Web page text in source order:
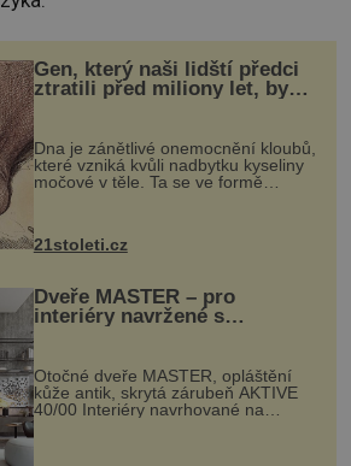
Gen, který naši lidští předci
ztratili před miliony let, by
mohl pomoci s léčbou
„nemoci králů“
Dna je zánětlivé onemocnění kloubů,
které vzniká kvůli nadbytku kyseliny
močové v těle. Ta se ve formě
nohou, a způsobuje bole...
21stoleti.cz
Dveře MASTER – pro
interiéry navržené s
rozumem i vášní!
Otočné dveře MASTER, opláštění
kůže antik, skrytá zárubeň AKTIVE
40/00 Interiéry navrhované na
zakázku často vyžadují atypické
rozměry nejen nábytku, ale i